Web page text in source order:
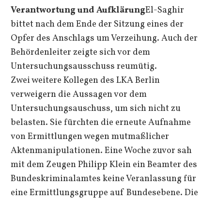
Verantwortungund AufklärungEl-Saghir
bittet nach dem Ende der Sitzung eines der
Opfer des Anschlags um Verzeihung. Auch der
Behördenleiter zeigte sich vor dem
Untersuchungsausschuss reumütig.
Zwei weitere Kollegen des LKA Berlin
verweigern die Aussagen vor dem
Untersuchungsauschuss, um sich nicht zu
belasten. Sie fürchten die erneute Aufnahme
von Ermittlungen wegen mutmaßlicher
Aktenmanipulationen. Eine Woche zuvor sah
mit dem Zeugen Philipp Klein ein Beamter des
Bundeskriminalamtes keine Veranlassung für
eine Ermittlungsgruppe auf Bundesebene. Die